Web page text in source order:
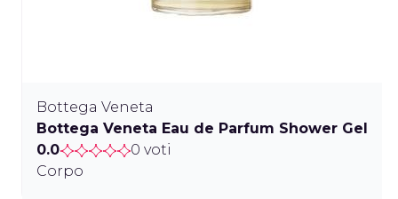
Bottega Veneta
Bottega Veneta Eau de Parfum Shower Gel
0.0
0 voti
Corpo